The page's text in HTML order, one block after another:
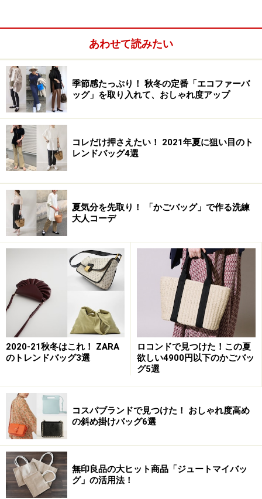
では、早速ヴァレンティノ春夏コレクションをチェック
してみましょう！
Page１：リラックス感漂うフレッシュなホワイト
Page１：フェミニンかつ上品なカラーパレット
Page２：情熱的な美「ヴァレンティノ・レッド」
Page２：アクセントはイエローで
Page３：セレブのファッションチェック！
リラックス感漂うフレッシュなホワイト
デザイナー、ヴァレンティノ・ガラヴァ
ーニ氏が思い描く今の時代感とは「新しい、リラックス
したラグジュアリーなビジョンの時代」。その言葉を象
徴するかのような、リラックスした、同時にとてもセク
シーかつフェミニンなコレクションを展開。
カラーパレットとして、この春夏注目したいのカラーの
ひとつがホワイト！ フェミニンでロマンチックな印象を
放つホワイトは、是非ワードローブとして取り入れた
あわせて読みたい
季節感たっぷり！ 秋冬の定番「エコファーバ
ッグ」を取り入れて、おしゃれ度アップ
コレだけ押さえたい！ 2021年夏に狙い目のト
レンドバッグ4選
夏気分を先取り！ 「かごバッグ」で作る洗練
大人コーデ
2020-21秋冬はこれ！ ZARA
のトレンドバッグ3選
ロコンドで見つけた！この夏
欲しい4900円以下のかごバッ
グ5選
コスパブランドで見つけた！ おしゃれ度高め
の斜め掛けバッグ6選
無印良品の大ヒット商品「ジュートマイバッ
グ」の活用法！